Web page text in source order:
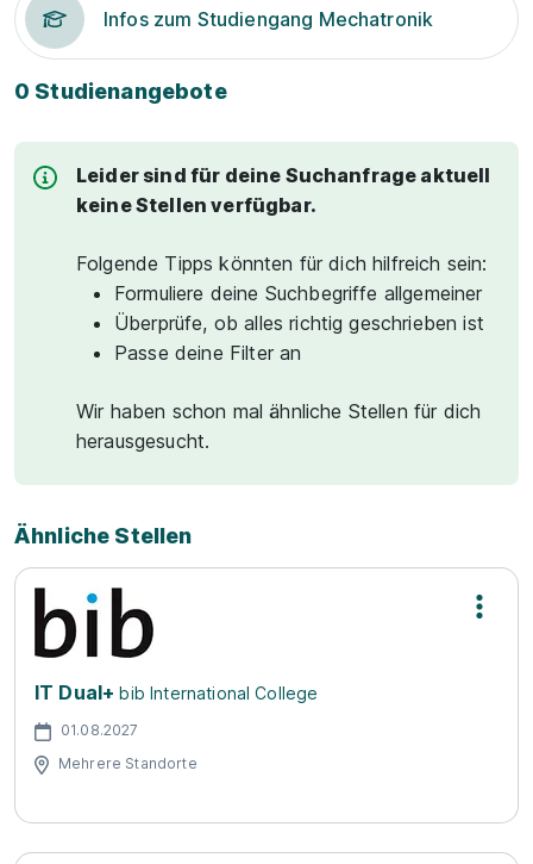
Infos zum Studiengang Mechatronik
0 Studienangebote
Leider sind für deine Suchanfrage aktuell
keine Stellen verfügbar.
Folgende Tipps könnten für dich hilfreich sein:
Formuliere deine Suchbegriffe allgemeiner
Überprüfe, ob alles richtig geschrieben ist
Passe deine Filter an
Wir haben schon mal ähnliche Stellen für dich
herausgesucht.
Ähnliche Stellen
IT Dual+ bib International College
01.08.2027
Mehrere Standorte